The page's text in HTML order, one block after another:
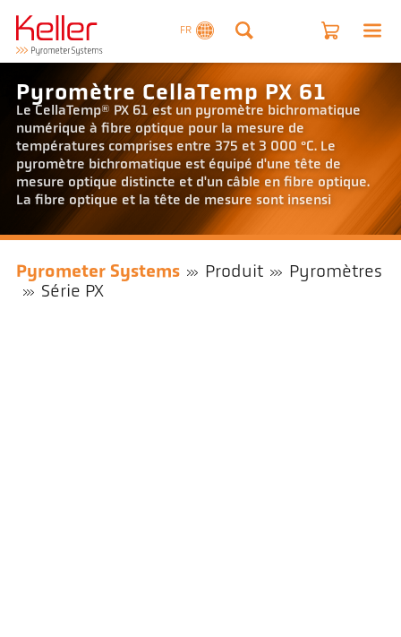
FR
Pyromètre CellaTemp PX 61
Le CellaTemp® PX 61 est un pyromètre bichromatique
numérique à fibre optique pour la mesure de
températures comprises entre 375 et 3 000 °C. Le
pyromètre bichromatique est équipé d'une tête de
mesure optique distincte et d'un câble en fibre optique.
La fibre optique et la tête de mesure sont insensi
Pyrometer Systems Produit
Pyromètres
Série PX